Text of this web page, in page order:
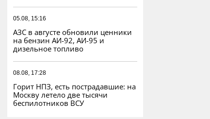
05.08, 15:16
АЗС в августе обновили ценники
на бензин АИ-92, АИ-95 и
дизельное топливо
08.08, 17:28
Горит НПЗ, есть пострадавшие: на
Москву летело две тысячи
беспилотников ВСУ